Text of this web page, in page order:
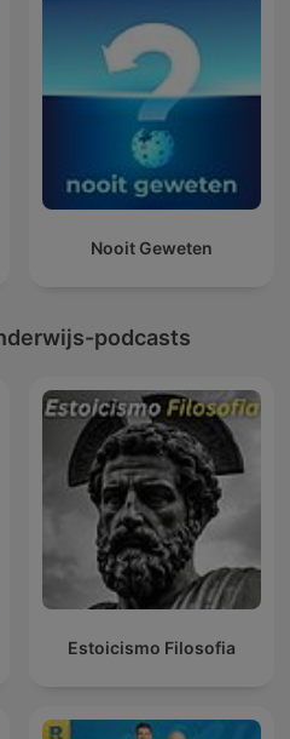
Nooit Geweten
podcasts
Estoicismo Filosofia